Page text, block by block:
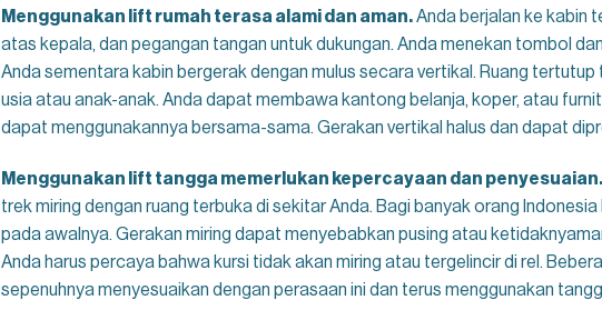
Menggunakan lift rumah terasa alami dan aman.Anda berjalan ke kabin
atas kepala, dan pegangan tangan untuk dukungan. Anda menekan tombol
Anda sementara kabin bergerak dengan mulus secara vertikal. Ruang
usia atau anak-anak. Anda dapat membawa kantong belanja, koper, atau
dapat menggunakannya bersama-sama. Gerakan vertikal halus dan dapat
Menggunakan lift tangga memerlukan kepercayaan dan penyesuaian.
trek miring dengan ruang terbuka di sekitar Anda. Bagi banyak orang
pada awalnya. Gerakan miring dapat menyebabkan pusing atau
Anda harus percaya bahwa kursi tidak akan miring atau tergelincir di rel.
sepenuhnya menyesuaikan dengan perasaan ini dan terus menggunakan